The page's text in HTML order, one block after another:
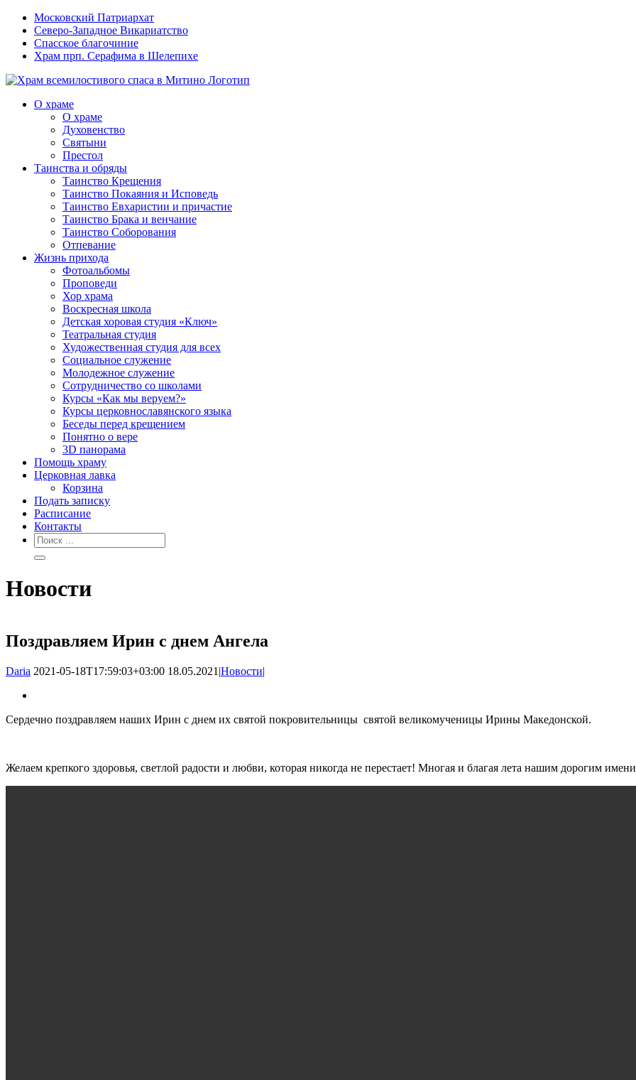
Московский Патриархат
Северо-Западное Викариатство
Спасское благочиние
Храм прп. Серафима в Шелепихе
О храме
О храме
Духовенство
Святыни
Престол
Таинства и обряды
Таинство Крещения
Таинство Покаяния и Исповедь
Таинство Евхаристии и причастие
Таинство Брака и венчание
Таинство Соборования
Отпевание
Жизнь прихода
Фотоальбомы
Проповеди
Хор храма
Воскресная школа
Детская хоровая студия «Ключ»
Театральная студия
Х​удожественная студия для всех
Социальное служение
Молодежное служение
Сотрудничество со школами
Курсы «Как мы веруем?»
Курсы церковнославянского языка
Беседы перед крещением
Понятно о вере
3D панорама
Помощь храму
Церковная лавка
Корзина
Подать записку
Расписание
Контакты
Новости
Поздравляем Ирин с днем Ангела
Daria 2021-05-18T17:59:03+03:00 18.05.2021 |Новости|
Сердечно поздравляем наших Ирин с днем их святой покровительницы святой великомученицы Ирины Македонской.
Желаем крепкого здоровья, светлой радости и любви, которая никогда не перестает! Многая и благая лета нашим дорогим